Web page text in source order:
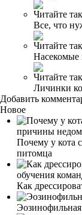
Читайте
Все, что
Читайте
Насекомые
Читайте
Личинки
Добавить
Новое
Почему у кота
питомца
Как
Эозинофильная